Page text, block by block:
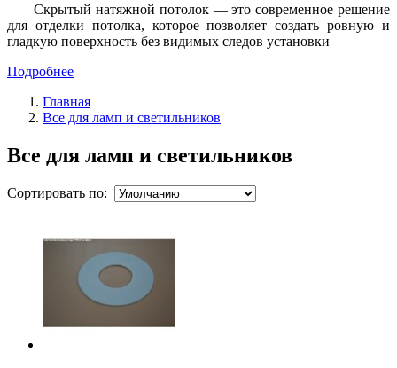
Скрытый натяжной потолок — это современное решение
для отделки потолка, которое позволяет создать ровную и
гладкую поверхность без видимых следов установки
Подробнее
Главная
Все для ламп и светильников
Все для ламп и светильников
Сортировать по: